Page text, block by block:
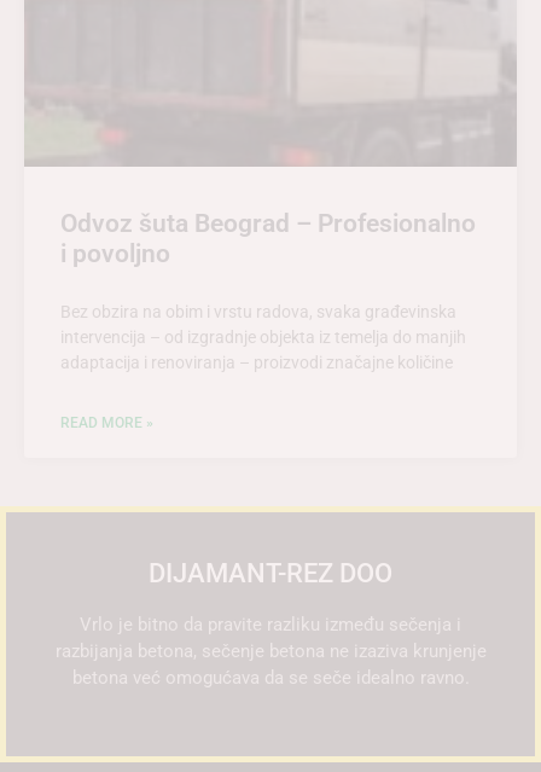
Odvoz šuta Beograd – Profesionalno
i povoljno
Bez obzira na obim i vrstu radova, svaka građevinska
intervencija – od izgradnje objekta iz temelja do manjih
adaptacija i renoviranja – proizvodi značajne količine
READ MORE »
DIJAMANT-REZ DOO
Vrlo je bitno da pravite razliku između sečenja i
razbijanja betona, sečenje betona ne izaziva krunjenje
betona već omogućava da se seče idealno ravno.